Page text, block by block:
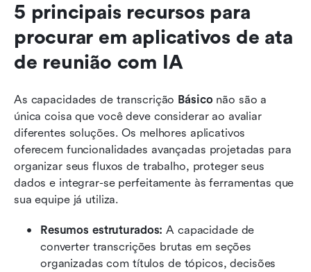
5 principais recursos para
procurar em aplicativos de ata
de reunião com IA
As capacidades de transcrição Básico não são a
única coisa que você deve considerar ao avaliar
diferentes soluções. Os melhores aplicativos
oferecem funcionalidades avançadas projetadas para
organizar seus fluxos de trabalho, proteger seus
dados e integrar-se perfeitamente às ferramentas que
sua equipe já utiliza.
Resumos estruturados: A capacidade de
converter transcrições brutas em seções
organizadas com títulos de tópicos, decisões